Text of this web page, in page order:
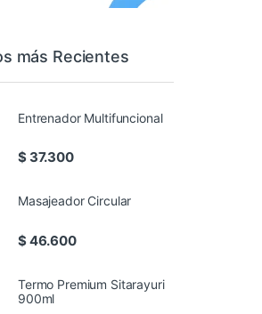
más Recientes
Entrenador Multifuncional
$37.300
Masajeador Circular
$46.600
Termo Premium Sitarayuri
900ml